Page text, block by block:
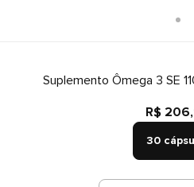
Suplemento Ômega 3 SE
R$
30